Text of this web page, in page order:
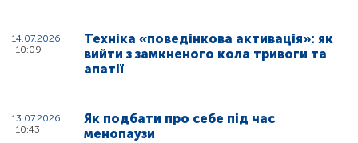
14.07.2026
10:09
Техніка «поведінкова активація»: як
вийти з замкненого кола тривоги та
апатії
13.07.2026
10:43
Як подбати про себе під час
менопаузи